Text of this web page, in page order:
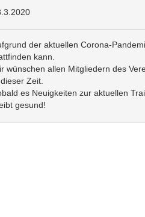
der aktuellen Corona-
kann.
wünschen allen Mitgliedern des
Zeit.
es Neuigkeiten zur aktuellen
gesund!